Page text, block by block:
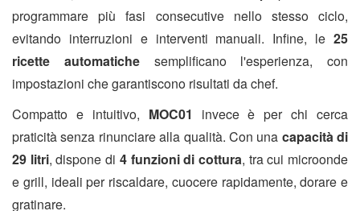
programmare più fasi consecutive nello stesso ciclo,
evitando interruzioni e interventi manuali. Infine, le 25
ricette automatiche semplificano l'esperienza, con
impostazioni che garantiscono risultati da chef.
Compatto e intuitivo, MOC01
invece è per chi cerca
praticità senza rinunciare alla qualità. Con una capacità di
29 litri, dispone di 4 funzioni di cottura, tra cui microonde
e grill, ideali per riscaldare, cuocere rapidamente, dorare e
gratinare.